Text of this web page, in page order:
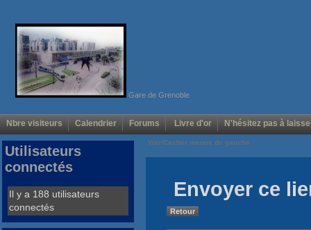
Gare de Grenoble
Nbre visiteurs Calendrier Forums Livre d'or N'hésitez pas à
Voir/Cacher menus de gauche
Envoyer ce
Retour
Utilisateurs
connectés
Il y a 188 utilisateurs
connectés